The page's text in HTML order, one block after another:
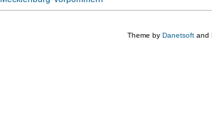
Theme by Danetsoft and